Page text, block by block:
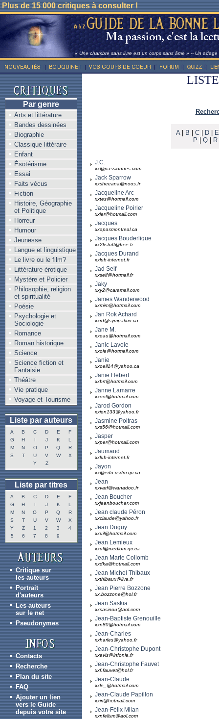
Plus de 15 000 critiques à consulter !
« Une chambre sans livre est un corps sans âme » -- Un adage
Par genre
Arts et littérature
Bandes dessinées
Biographie
Classique littéraire
Enfant
Ésotérisme
Essai
Faits vécus
Fiction
Histoire, Géographie
et Politique
Horreur
Humour
Jeunesse
Langue et linguistique
Le livre ou le film?
Littérature érotique
Mystère et Policier
Philosophie, religion
et spiritualité
Poésie
Psychologie et
Sociologie
Romance
Roman historique
Science
Science fiction et
Fantaisie
Théâtre
Vie pratique
Voyage et Tourisme
Liste par auteurs
A B C D E
F
G
H I J K
L
M
N O P Q
R
S
T U V W
X
Y
Z
Liste par titres
A B C D E
F
G
H I J K
L
M
N O P Q
R
S
T U V W
X
Y
Z 1 2 3
4
5
6 7 8 9
Critique sur
les auteurs
Portrait
d'auteurs
Les auteurs
sur le net
Pseudonymes
Contacts
Recherche
Plan du site
FAQ
Ajouter un lien
vers le Guide
depuis votre site
A| B C| D| E
P
Q R
J.C.
xx@passionnes.com
Jack Sparrow
xxsheeana@noos.fr
Jacqueline Arc
xxtes@hotmail.com
Jacqueline Poirier
xxier@hotmail.com
Jacques
xxapasmontreal.ca
Jacques Bouderlique
xx2kstuff@free.fr
Jacques Durand
xxlub-internet.fr
Jad Seif
xxseif@hotmail.fr
Jaky
xxy2@caramail.com
James Wanderwood
xxmim@hotmail.com
Jan Rok Achard
xxrd@sympatico.ca
Jane M.
xxeau@hotmail.com
Janic Lavoie
xxoie@hotmail.com
Janie
xxoeil14@yahoo.ca
Janie Hebert
xxbrt@hotmail.com
Janne Lamarre
xxool@hotmail.com
Jarod Gordon
xxien133@yahoo.fr
Jasmine Poitras
xxs56@hotmail.com
Jasper
xxper@hotmail.com
Jaumaud
xxlub-internet.fr
Jayon
xx@edu.csdm.qc.ca
Jean
xxvarf@wanadoo.fr
Jean Boucher
xxjeanboucher.com
Jean claude Péron
xxclaude@yahoo.fr
Jean Duguy
xxuil@hotmail.com
Jean Lemieux
xxul@mediom.qc.ca
Jean Marie Collomb
xxdka@hotmail.com
Jean Michel Thibaux
xxthibaux@live.fr
Jean Pierre Bozzone
xx.bozzone@hol.fr
Jean Saskia
xxsasinou@aol.com
Jean-Baptiste Grenouille
xxn80@hotmail.com
Jean-Charles
xxharles@yahoo.fr
Jean-Christophe Dupont
xxavis@infonie.fr
Jean-Christophe Fauvet
xxf.fauvet@hol.fr
Jean-Claude
xxle_@hotmail.com
Jean-Claude Papillon
xxiri@hotmail.com
Jean-Félix Milan
xxnfelixm@aol.com